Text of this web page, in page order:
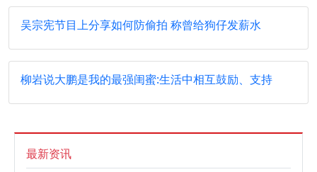
吴宗宪节目上分享如何防偷拍 称曾给狗仔发薪水
柳岩说大鹏是我的最强闺蜜:生活中相互鼓励、支持
最新资讯